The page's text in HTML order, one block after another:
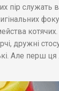
пір
дружні
Але перш